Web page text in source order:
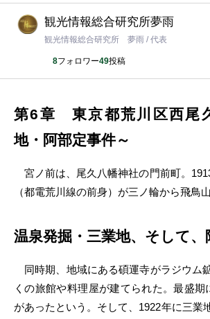
観光情報総合研究所夢雨
観光情報総合研究所 夢雨 / 代表
8フォロワー49投稿
第6章 東京都荒川区西尾
地・阿部定事件～
宮ノ前は、尾久八幡神社の門前町。
（都電荒川線の前身）が三ノ輪から飛鳥
温泉発掘・三業地、そして、
同時期、地域にある碩運寺がラジウム
くの旅館や料理屋が建てられた。最盛期
があったという。そして、1922年に三業